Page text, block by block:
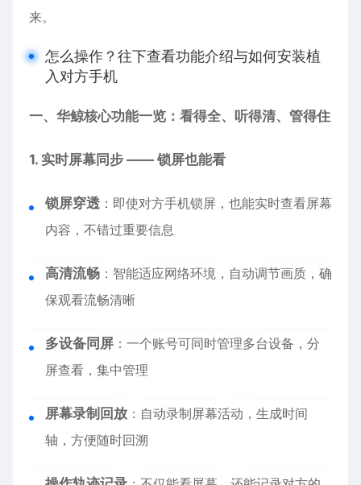
来。
怎么操作？往下查看功能介绍与如何安装植
入对方手机
一、华鲸核心功能一览：看得全、听得清、管得住
1. 实时屏幕同步 —— 锁屏也能看
锁屏穿透 ：即使对方手机锁屏，也能实时查看屏幕
内容，不错过重要信息
高清流畅 ：智能适应网络环境，自动调节画质，确
保观看流畅清晰
多设备同屏 ：一个账号可同时管理多台设备，分
屏查看，集中管理
屏幕录制回放 ：自动录制屏幕活动，生成时间
轴，方便随时回溯